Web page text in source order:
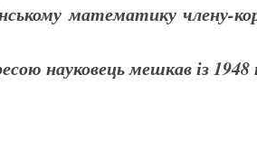
математику члену-
науковець мешкав із 1948